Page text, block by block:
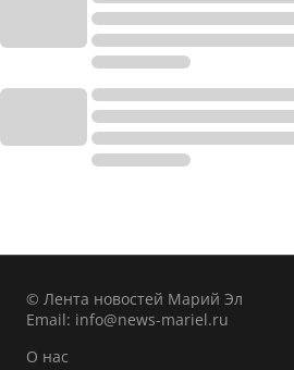
© Лента новостей Марий Эл
Email: info@news-mariel.ru
О нас